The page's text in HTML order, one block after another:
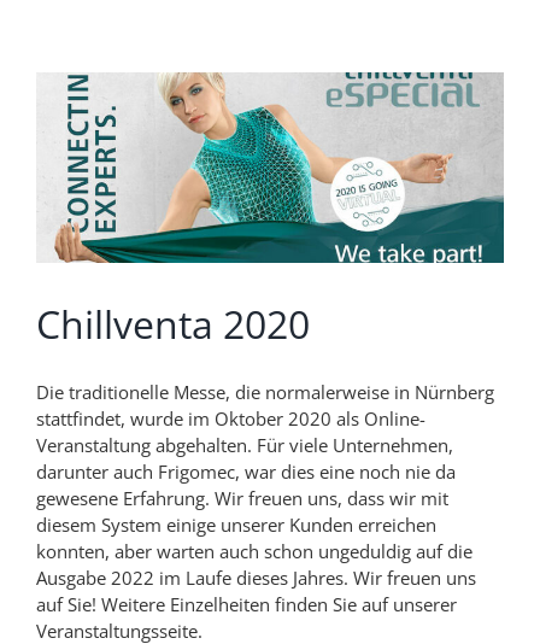
Chillventa 2020
Die traditionelle Messe, die normalerweise in Nürnberg
stattfindet, wurde im Oktober 2020 als Online-
Veranstaltung abgehalten. Für viele Unternehmen,
darunter auch Frigomec, war dies eine noch nie da
gewesene Erfahrung. Wir freuen uns, dass wir mit
diesem System einige unserer Kunden erreichen
konnten, aber warten auch schon ungeduldig auf die
Ausgabe 2022 im Laufe dieses Jahres. Wir freuen uns
auf Sie! Weitere Einzelheiten finden Sie auf unserer
Veranstaltungsseite.